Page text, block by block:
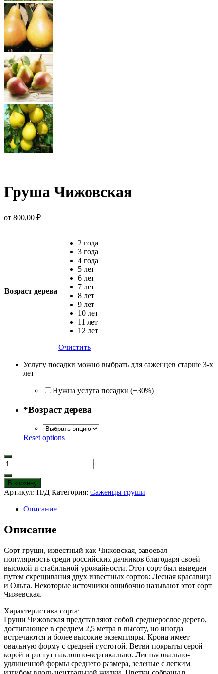
Груша Чижовская
от 800,00 ₽
Возраст дерева
2 года
3 года
4 года
5 лет
6 лет
7 лет
8 лет
9 лет
10 лет
11 лет
12 лет
Очистить
Услугу посадки можно выбрать для саженцев старше 3-х
лет
Нужна услуга посадки (+30%)
*Возраст дерева
Reset options
Количество
товара
Груша
Чижовская
В корзину
Артикул: Н/Д Категория: Саженцы груши
Описание
Описание
Сорт груши, известный как Чижовская, завоевал
популярность среди российских дачников благодаря своей
высокой и стабильной урожайности. Этот сорт был выведен
путем скрещивания двух известных сортов: Лесная красавица
и Ольга. Некоторые источники ошибочно называют этот сорт
Чижевская.
Характеристика сорта:
Груши Чижовская представляют собой среднерослое дерево,
достигающее в среднем 2,5 метра в высоту, но иногда
встречаются и более высокие экземпляры. Крона имеет
овальную форму с средней густотой. Ветви покрыты серой
корой и растут наклонно-вертикально. Листья овально-
удлиненной формы среднего размера, зеленые с легким